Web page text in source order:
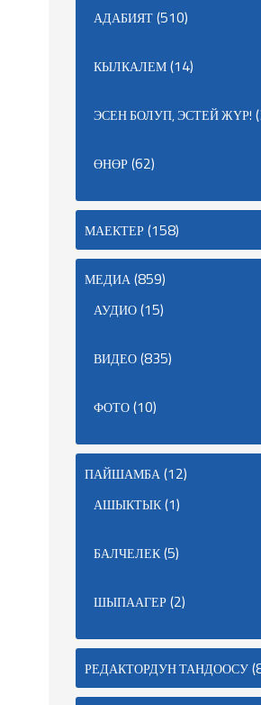
АДАБИЯТ(510)
КЫЛКАЛЕМ(14)
ЭСЕН БОЛУП, ЭСТЕЙ ЖҮР!
ӨНӨР(62)
МАЕКТЕР(158)
МЕДИА(859)
АУДИО(15)
ВИДЕО(835)
ФОТО(10)
ПАЙШАМБА(12)
АШЫКТЫК(1)
БАЛЧЕЛЕК(5)
ШЫПААГЕР(2)
РЕДАКТОРДУН ТАНДООСУ